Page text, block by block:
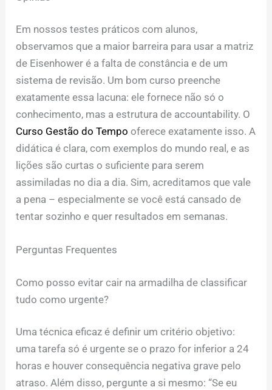
Em nossos testes práticos com alunos,
observamos que a maior barreira para usar a matriz
de Eisenhower é a falta de constância e de um
sistema de revisão. Um bom curso preenche
exatamente essa lacuna: ele fornece não só o
conhecimento, mas a estrutura de accountability. O
Curso Gestão do Tempo oferece exatamente isso. A
didática é clara, com exemplos do mundo real, e as
lições são curtas o suficiente para serem
assimiladas no dia a dia. Sim, acreditamos que vale
a pena – especialmente se você está cansado de
tentar sozinho e quer resultados em semanas.
Perguntas Frequentes
Como posso evitar cair na armadilha de classificar
tudo como urgente?
Uma técnica eficaz é definir um critério objetivo:
uma tarefa só é urgente se o prazo for inferior a 24
horas e houver consequência negativa grave pelo
atraso. Além disso, pergunte a si mesmo: “Se eu